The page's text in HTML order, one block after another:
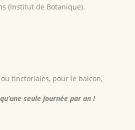
(Institut de Botanique).
tinctoriales, pour le balcon,
seule journée par an !